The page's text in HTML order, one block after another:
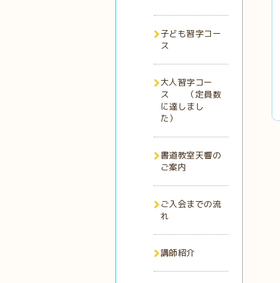
子ども習字コー
ス
大人習字コー
ス （定員数
に達しまし
た）
書道教室天響の
ご案内
ご入会までの流
れ
講師紹介